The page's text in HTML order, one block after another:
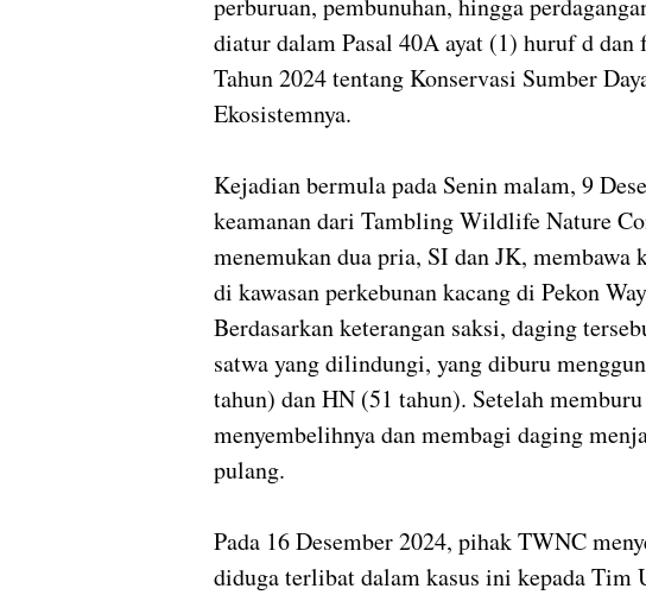
perburuan, pembunuhan, hingga
diatur dalam Pasal 40A ayat (1) huruf d dan
Tahun 2024 tentang Konservasi Sumber
Ekosistemnya.
Kejadian bermula pada Senin malam, 9
keamanan dari Tambling Wildlife Nature
menemukan dua pria, SI dan JK,
di kawasan perkebunan kacang di Pekon
Berdasarkan keterangan saksi, daging
satwa yang dilindungi, yang diburu
tahun) dan HN (51 tahun). Setelah
menyembelihnya dan membagi daging
pulang.
Pada 16 Desember 2024, pihak TWNC
diduga terlibat dalam kasus ini kepada